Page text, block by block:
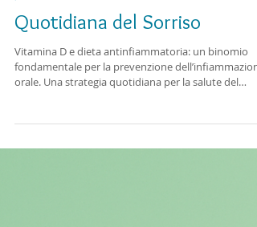
Vitamina D e Dieta
Antinfiammatoria: La Difesa